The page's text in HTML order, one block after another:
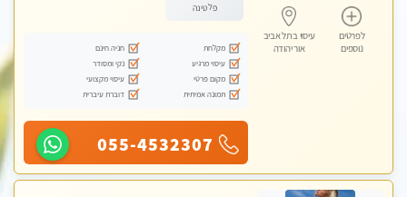
לפרטים
נוספים
עיסוי בתל אביב
אור יהודה
פלטינה
מקלחת
חניה חינם
עיסוי מרגיע
נקי ומסודר
מקום פרטי
עיסוי מקצועי
תמונה אמיתית
דוברת עיברית
055-4532307